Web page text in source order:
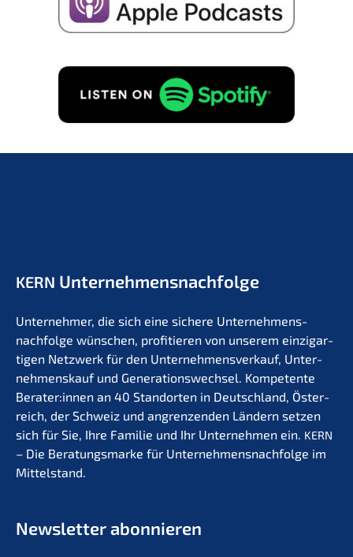
KERN Unternehmens­nachfolge
Unter­neh­mer, die sich eine siche­re Unternehmens­
nachfolge wünschen, profi­tie­ren von unserem einzig­ar­
ti­gen Netzwerk für den Unter­nehmens­verkauf, Unter­
nehmens­kauf und Generations­wechsel. Kompe­ten­te
Berater:innen an 40 Stand­or­ten in Deutsch­land, Öster­
reich, der Schweiz und angren­zen­den Ländern setzen
sich für Sie, Ihre Familie und Ihr Unter­neh­men ein. KERN
– Die Beratungs­mar­ke für Unternehmens­nachfolge im
Mittelstand.
Newslet­ter abonnieren